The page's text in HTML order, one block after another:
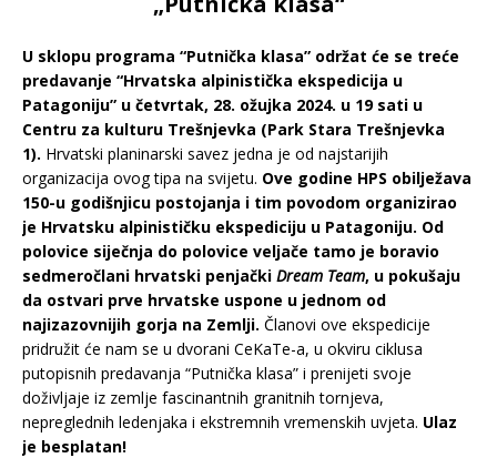
U sklopu programa “Putnička klasa” održat će se treće
predavanje “Hrvatska alpinistička ekspedicija u
Patagoniju” u četvrtak, 28. ožujka 2024. u 19 sati u
Centru za kulturu Trešnjevka (Park Stara Trešnjevka
1). Hrvatski planinarski savez jedna je od najstarijih
organizacija ovog tipa na svijetu. Ove godine HPS obilježava
150-u godišnjicu postojanja i tim povodom organizirao
je Hrvatsku alpinističku ekspediciju u Patagoniju. Od
polovice siječnja do polovice veljače tamo je boravio
sedmeročlani hrvatski penjački Dream Team, u pokušaju
da ostvari prve hrvatske uspone u jednom od
najizazovnijih gorja na Zemlji. Članovi ove ekspedicije
pridružit će nam se u dvorani CeKaTe-a, u okviru ciklusa
putopisnih predavanja “Putnička klasa” i prenijeti svoje
doživljaje iz zemlje fascinantnih granitnih tornjeva,
nepreglednih ledenjaka i ekstremnih vremenskih uvjeta. Ulaz
je besplatan!